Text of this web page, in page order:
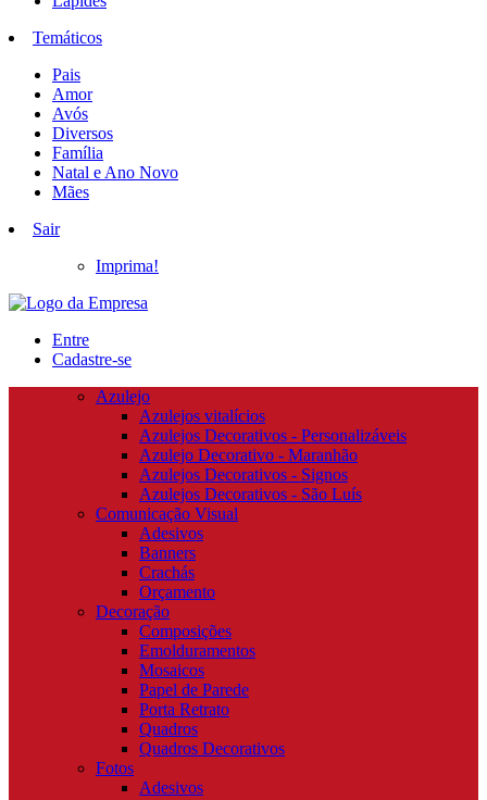
Temáticos
Pais
Amor
Avós
Diversos
Família
Natal e Ano Novo
Mães
Sair
Imprima!
Entre
Cadastre-se
Azulejo
Azulejos vitalícios
Azulejos Decorativos - Personalizáveis
Azulejo Decorativo - Maranhão
Azulejos Decorativos - Signos
Azulejos Decorativos - São Luís
Comunicação Visual
Adesivos
Banners
Crachás
Orçamento
Decoração
Composições
Emolduramentos
Mosaicos
Papel de Parede
Porta Retrato
Quadros
Quadros Decorativos
Fotos
Adesivos